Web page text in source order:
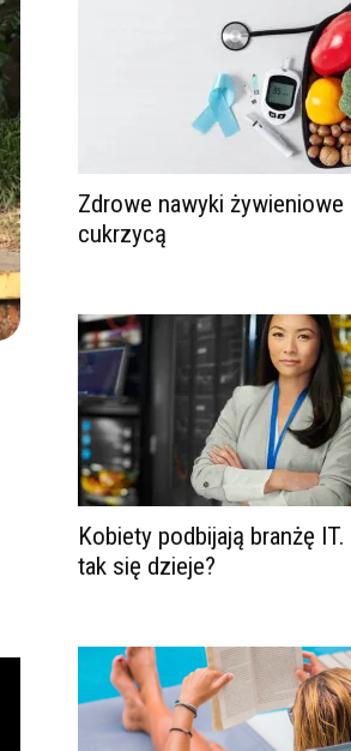
Zdrowe nawyki
cukrzycą
Kobiety podbijają branżę
tak się dzieje?